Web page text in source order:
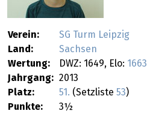
Verein:
SG Turm Leipzig
Land:
Sachsen
Wertung:
DWZ: 1649, Elo: 1663
Jahrgang: 2013
Platz:
51. (Setzliste 53)
Punkte:
3½